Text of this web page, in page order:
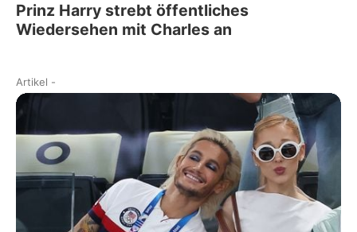
Prinz Harry strebt öffentliches
Wiedersehen mit Charles an
Artikel -